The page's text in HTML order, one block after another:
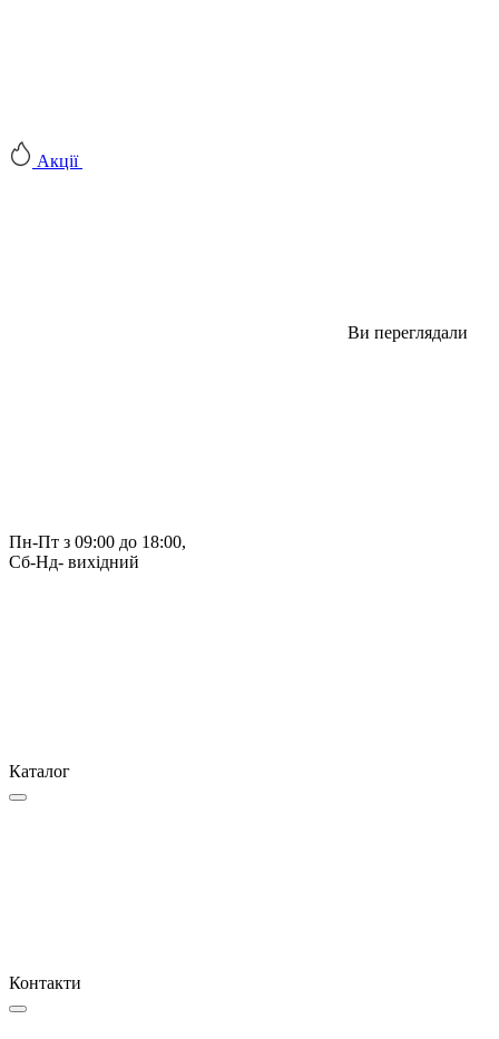
Акції
Ви переглядали
Пн-Пт з 09:00 до 18:00,
Сб-Нд- вихідний
Каталог
Контакти